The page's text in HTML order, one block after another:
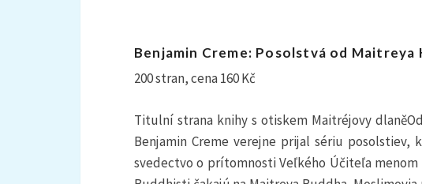
Benjamin Creme: Posolstvá od Maitreya
200 stran, cena 160 Kč
Titulní strana knihy s otiskem Maitréjovy
Benjamin Creme verejne prijal sériu posolstiev,
svedectvo o prítomnosti Veľkého Účiteľa menom